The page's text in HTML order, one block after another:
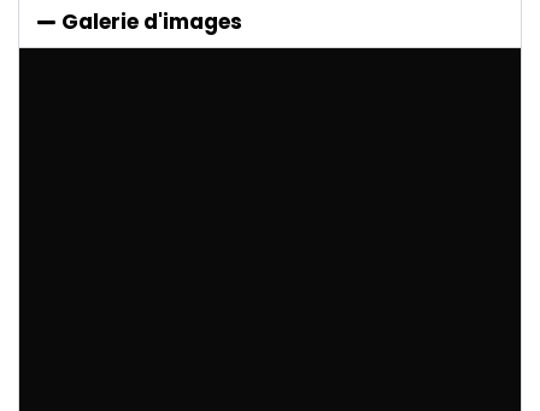
Galerie d'images